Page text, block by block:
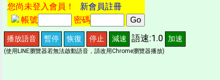
您尚未登入會員！ 新會員註冊
帳號
密碼
播放語音 暫停 恢復 停止 減速 語速:1.0 加速
(使用LINE瀏覽器若無法啟動語音，請改用Chrome瀏覽器播放)